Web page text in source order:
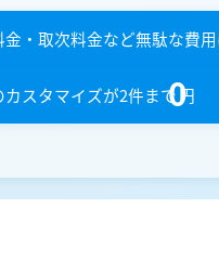
金・取次料金など無駄な費
スタマイズが2件まで0円